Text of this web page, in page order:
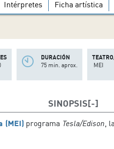
Intérpretes Ficha artística
DURACIÓN
75 min. aprox.
MEI
SINOPSIS
(MEI)programa Tesla/Edison,